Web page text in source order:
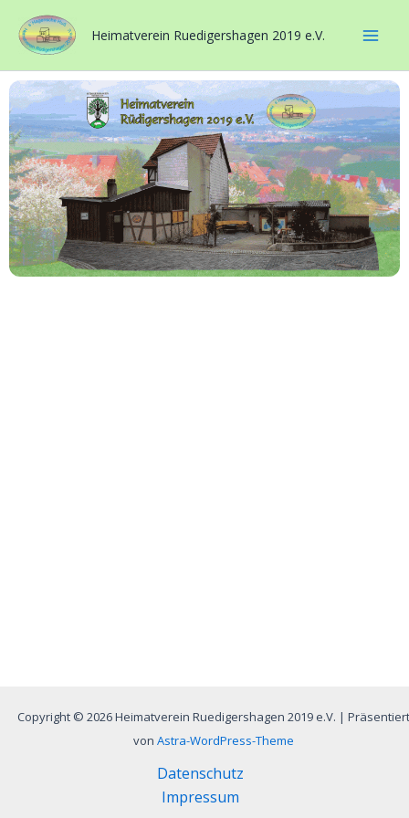
Inhalt
springen
Heimatverein Ruedigershagen 2019 e.V.
Copyright © 2026 Heimatverein Ruedigershagen 2019 e.V. | Präsentiert
von Astra-WordPress-Theme
Datenschutz
Impressum